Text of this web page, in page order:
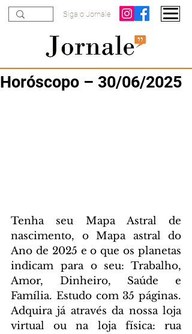
Siga o Jornale
Horóscopo – 30/06/2025
Tenha seu Mapa Astral de
nascimento, o Mapa astral do
Ano de 2025 e o que os planetas
indicam para o seu: Trabalho,
Amor, Dinheiro, Saúde e
Família. Estudo com 35 páginas.
Adquira já através da nossa loja
virtual ou na loja física: rua